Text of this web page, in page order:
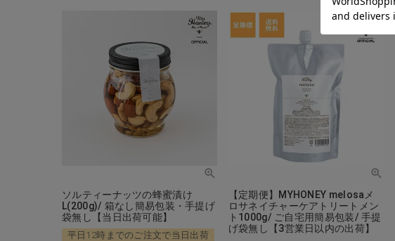
ソルティーナッツの蜂蜜漬け
L(200g)/ 箱なし簡易包装・手提げ
袋無し【当日出荷可能】
平日12時までのご注文で当日出荷
【定期便】MYHONEY melosaメ
ロサネイチャーケアトリートメン
ト1000g/ ご自宅用簡易包装/ 手提
げ袋無し【3営業日以内の出荷】